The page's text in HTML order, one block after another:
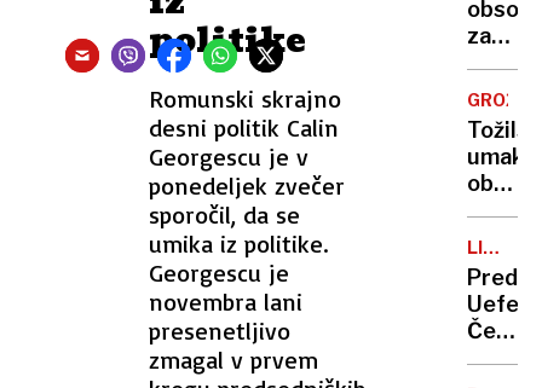
politike
Romunski skrajno
desni politik Calin
Georgescu je v
ponedeljek zvečer
sporočil, da se
umika iz politike.
Georgescu je
novembra lani
presenetljivo
zmagal v prvem
zaradi
sinovih
ur
zoper
Ivana
Perića
LIGA
Uefe